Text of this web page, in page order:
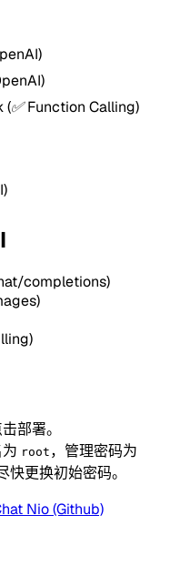
(✅ Function Calling)
completions)
部署。
root ，管理密码为
快更换初始密码。
Nio (Github)